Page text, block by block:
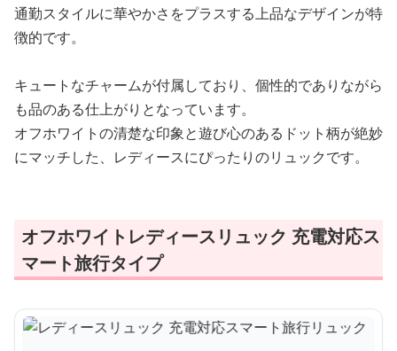
通勤スタイルに華やかさをプラスする上品なデザインが特
徴的です。
キュートなチャームが付属しており、個性的でありながら
も品のある仕上がりとなっています。
オフホワイトの清楚な印象と遊び心のあるドット柄が絶妙
にマッチした、レディースにぴったりのリュックです。
オフホワイトレディースリュック 充電対応ス
マート旅行タイプ